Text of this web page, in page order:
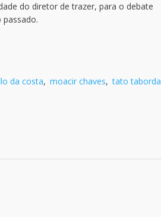
do diretor de trazer, para o debate
da costa, moacir chaves, tato taborda